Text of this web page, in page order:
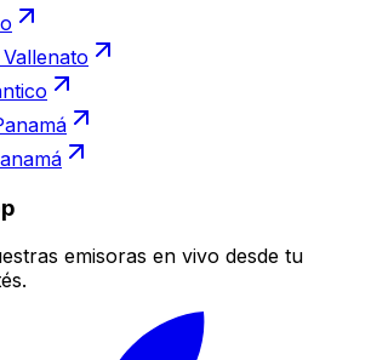
emisoras en vivo desde tu